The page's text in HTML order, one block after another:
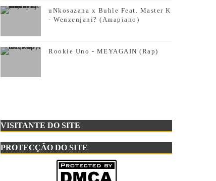
uNkosazana x Buhle Feat. Master K
- Wenzenjani? (Amapiano)
Rookie Uno - MEYAGAIN (Rap)
VISITANTE DO SITE
PROTECÇÃO DO SITE